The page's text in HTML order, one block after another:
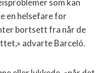
som kan
en helsefare for
bortsett fra når de
advarte Barceló.